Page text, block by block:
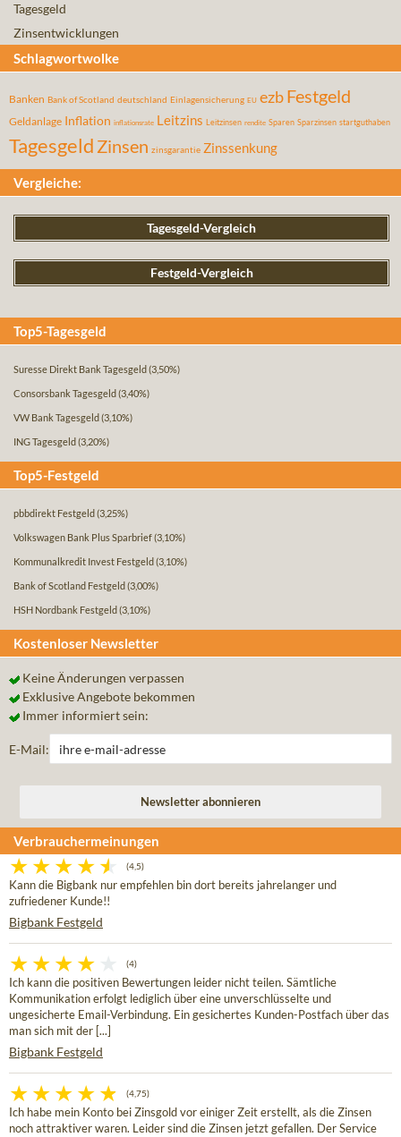
Tagesgeld
Zinsentwicklungen
Schlagwortwolke
Banken Bank of Scotland deutschland Einlagensicherung EU ezbFestgeld
Geldanlage Inflation inflationsrate Leitzins Leitzinsen rendite Sparen Sparzinsen startguthaben
Tagesgeld Zinsen zinsgarantie Zinssenkung
Vergleiche:
Tagesgeld-Vergleich
Festgeld-Vergleich
Top5-Tagesgeld
Suresse Direkt Bank Tagesgeld (3,50%)
Consorsbank Tagesgeld (3,40%)
VW Bank Tagesgeld (3,10%)
ING Tagesgeld (3,20%)
Top5-Festgeld
pbbdirekt Festgeld (3,25%)
Volkswagen Bank Plus Sparbrief(3,10%)
Kommunalkredit Invest Festgeld (3,10%)
Bank of Scotland Festgeld (3,00%)
HSH Nordbank Festgeld (3,10%)
Kostenloser Newsletter
Keine Änderungen verpassen
Exklusive Angebote bekommen
Immer informiert sein:
E-Mail:
Verbrauchermeinungen
(4,5)
Kann die Bigbank nur empfehlen bin dort bereits jahrelanger und
zufriedener Kunde!!
Bigbank Festgeld
(4)
Ich kann die positiven Bewertungen leider nicht teilen. Sämtliche
Kommunikation erfolgt lediglich über eine unverschlüsselte und
ungesicherte Email-Verbindung. Ein gesichertes Kunden-Postfach über das
man sich mit der [...]
Bigbank Festgeld
(4,75)
Ich habe mein Konto bei Zinsgold vor einiger Zeit erstellt, als die Zinsen
noch attraktiver waren. Leider sind die Zinsen jetzt gefallen. Der Service